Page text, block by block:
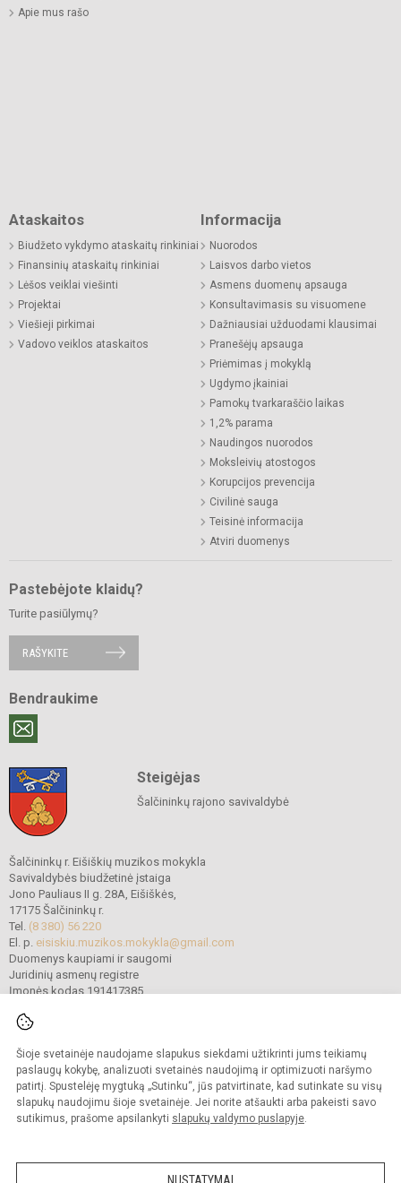
Šioje svetainėje naudojame slapukus siekdami užtikrinti jums teikiamų
paslaugų kokybę, analizuoti svetainės naudojimą ir optimizuoti naršymo
patirtį. Spustelėję mygtuką „Sutinku“, jūs patvirtinate, kad sutinkate su visų
slapukų naudojimu šioje svetainėje. Jei norite atšaukti arba pakeisti savo
sutikimus, prašome apsilankyti slapukų valdymo puslapyje.
NUSTATYMAI
Apie mus rašo
Ataskaitos
Biudžeto vykdymo ataskaitų rinkiniai
Finansinių ataskaitų rinkiniai
Lėšos veiklai viešinti
Projektai
Viešieji pirkimai
Vadovo veiklos ataskaitos
Informacija
Nuorodos
Laisvos darbo vietos
Asmens duomenų apsauga
Konsultavimasis su visuomene
Dažniausiai užduodami klausimai
Pranešėjų apsauga
Priėmimas į mokyklą
Ugdymo įkainiai
Pamokų tvarkaraščio laikas
1,2% parama
Naudingos nuorodos
Moksleivių atostogos
Korupcijos prevencija
Civilinė sauga
Teisinė informacija
Atviri duomenys
Pastebėjote klaidų?
Turite pasiūlymų?
RAŠYKITE
Bendraukime
Steigėjas
Šalčininkų rajono savivaldybė
Šalčininkų r. Eišiškių muzikos mokykla
Savivaldybės biudžetinė įstaiga
Jono Pauliaus II g. 28A, Eišiškės,
17175 Šalčininkų r.
Tel. (8 380) 56 220
El. p. eisiskiu.muzikos.mokykla@gmail.com
Duomenys kaupiami ir saugomi
Juridinių asmenų registre
Įmonės kodas 191417385
© 2022. Šalčininkų r. Eišiškių muzikos mokykla. Visos teisės saugomos.
Kopijuoti turinį be raštiško mokyklos vadovybės sutikimo griežtai draudžiama.
Prieinamumo paraiška Slapukų politika
Sumanus būdas atnaujinti